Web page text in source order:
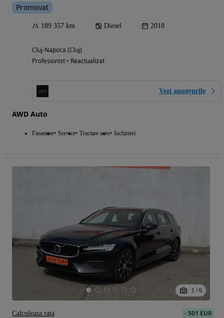
Promovat
189 357 km Diesel 2018
Cluj-Napoca (Cluj)
Profesionist • Reactualizat
Vezi anunțurile
AWD Auto
Finantare Service Tractare auto Inchirieri
1 / 6
-501 EUR
Calculeaza rata